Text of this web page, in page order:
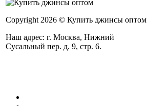
Copyright 2026 © Купить джинсы оптом
Наш адрес: г. Москва, Нижний
Сусальный пер. д. 9, стр. 6.